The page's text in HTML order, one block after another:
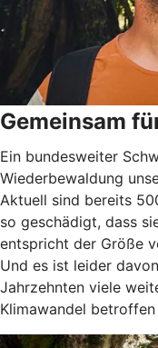
Gemeinsam
Ein bundesweiter
Wiederbewaldung
Aktuell sind bereits
so geschädigt, dass
entspricht der Größe
Und es ist leider
Jahrzehnten viele
Klimawandel